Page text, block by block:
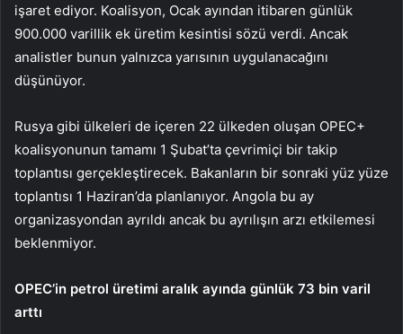
işaret ediyor. Koalisyon, Ocak ayından itibaren günlük
900.000 varillik ek üretim kesintisi sözü verdi. Ancak
analistler bunun yalnızca yarısının uygulanacağını
düşünüyor.
Rusya gibi ülkeleri de içeren 22 ülkeden oluşan OPEC+
koalisyonunun tamamı 1 Şubat’ta çevrimiçi bir takip
toplantısı gerçekleştirecek. Bakanların bir sonraki yüz yüze
toplantısı 1 Haziran’da planlanıyor. Angola bu ay
organizasyondan ayrıldı ancak bu ayrılışın arzı etkilemesi
beklenmiyor.
OPEC’in petrol üretimi aralık ayında günlük 73 bin varil
arttı